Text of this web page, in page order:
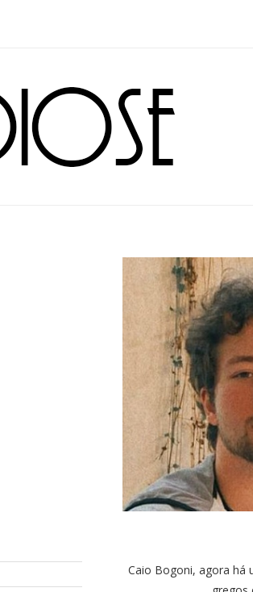
Caio Bogoni, agora há